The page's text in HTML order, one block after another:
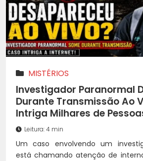
MISTÉRIOS
Investigador Paranormal
Durante Transmissão Ao
Intriga Milhares de
Leitura: 4 min
Um caso envolvendo um
está chamando atenção de